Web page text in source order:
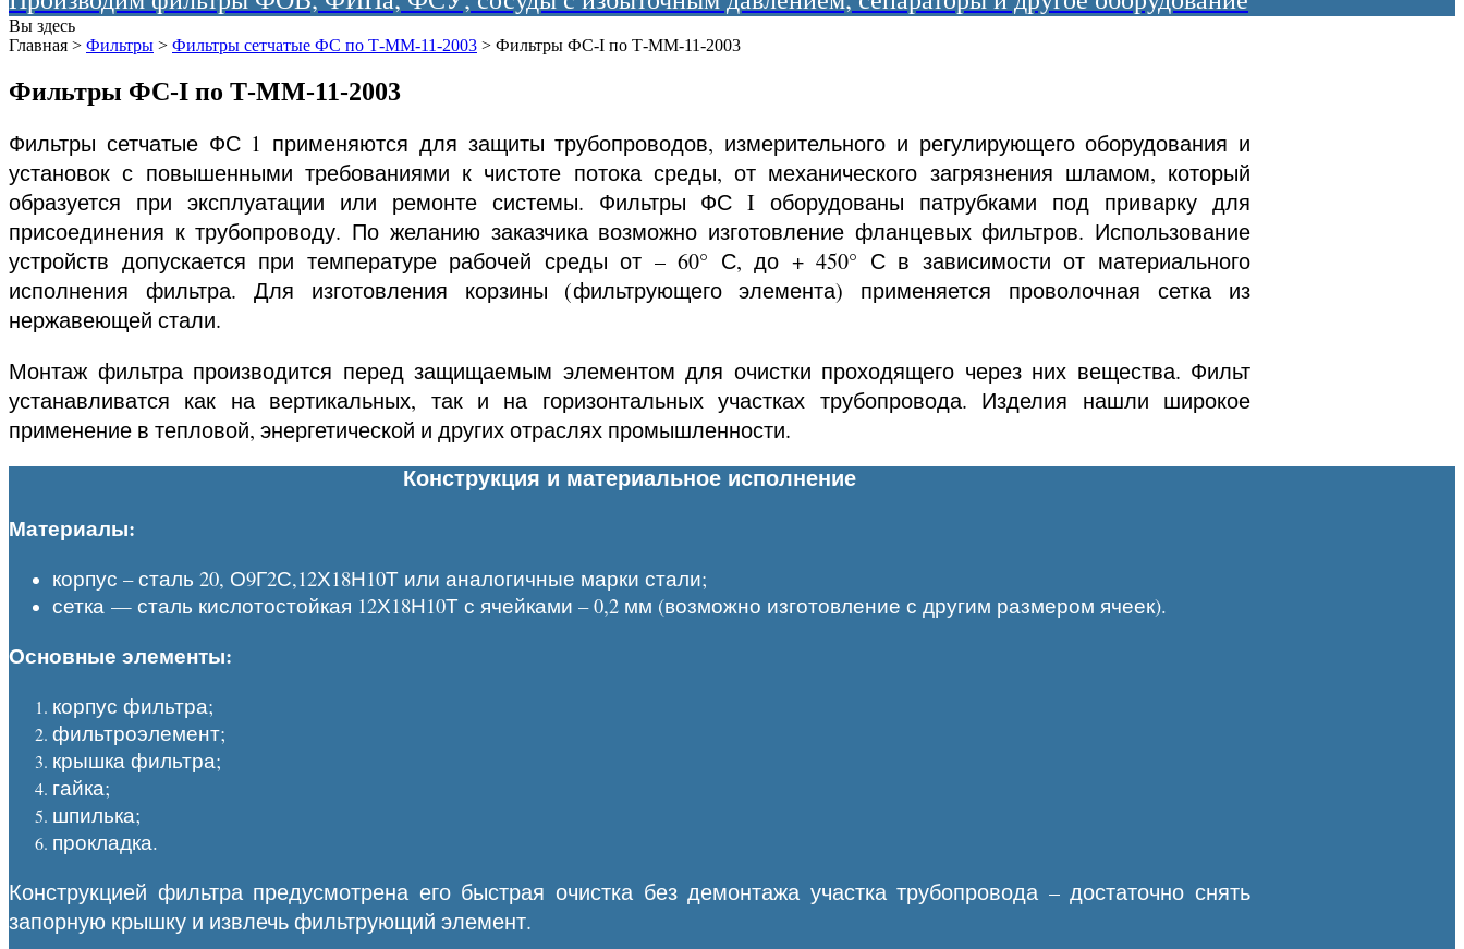
Вы здесь
Главная > Фильтры > Фильтры сетчатые ФС по Т-ММ-11-2003 > Фильтры ФС-I по Т-ММ-11-2003
Фильтры ФС-I по Т-ММ-11-2003
Фильтры сетчатые ФС 1 применяются для защиты трубопроводов, измерительного и регулирующего оборудования и
установок с повышенными требованиями к чистоте потока среды, от механического загрязнения шламом, который
образуется при эксплуатации или ремонте системы. Фильтры ФС I оборудованы патрубками под приварку для
присоединения к трубопроводу. По желанию заказчика возможно изготовление фланцевых фильтров. Использование
устройств допускается при температуре рабочей среды от – 60° С, до + 450° С в зависимости от материального
исполнения фильтра. Для изготовления корзины (фильтрующего элемента) применяется проволочная сетка из
нержавеющей стали.
Монтаж фильтра производится перед защищаемым элементом для очистки проходящего через них вещества. Фильт
устанавливатся как на вертикальных, так и на горизонтальных участках трубопровода. Изделия нашли широкое
применение в тепловой, энергетической и других отраслях промышленности.
Конструкция и материальное исполнение
Материалы:
корпус – сталь 20, О9Г2С,12Х18Н10Т или аналогичные марки стали;
сетка — сталь кислотостойкая 12Х18Н10Т с ячейками – 0,2 мм (возможно изготовление с другим размером ячеек).
Основные элементы:
корпус фильтра;
фильтроэлемент;
крышка фильтра;
гайка;
шпилька;
прокладка.
Конструкцией фильтра предусмотрена его быстрая очистка без демонтажа участка трубопровода – достаточно снять
запорную крышку и извлечь фильтрующий элемент.